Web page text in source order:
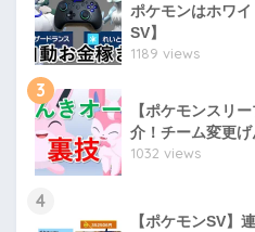
ポケモンはホワ
SV】
1189 views
3
【ポケモンスリ
介！チーム変更げ
1032 views
4
【ポケモンSV】